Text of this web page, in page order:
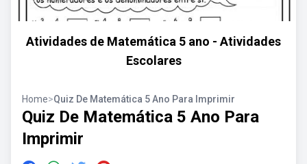
Atividades de Matemática 5 ano - Atividades
Escolares
Home>Quiz De Matemática 5 Ano Para Imprimir
Quiz De Matemática 5 Ano Para
Imprimir